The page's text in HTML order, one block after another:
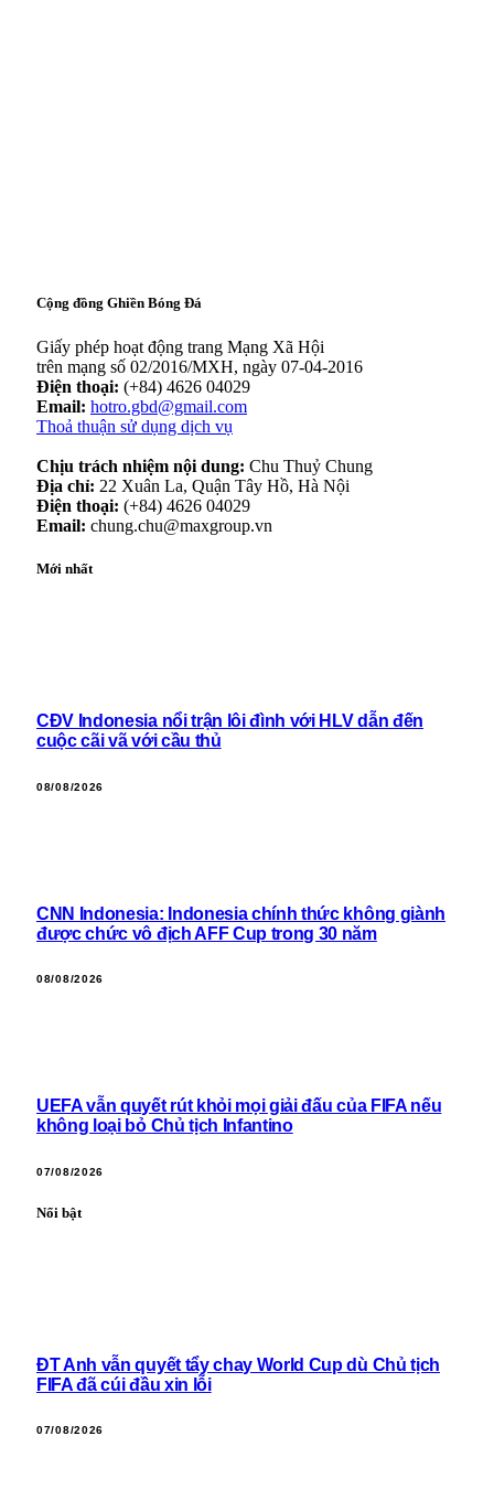
Cộng đồng Ghiền Bóng Đá
Giấy phép hoạt động trang Mạng Xã Hội
trên mạng số 02/2016/MXH, ngày 07-04-2016
Điện thoại: (+84) 4626 04029
Email: hotro.gbd@gmail.com
Thoả thuận sử dụng dịch vụ
Chịu trách nhiệm nội dung: Chu Thuỷ Chung
Địa chỉ: 22 Xuân La, Quận Tây Hồ, Hà Nội
Điện thoại: (+84) 4626 04029
Email: chung.chu@maxgroup.vn
Mới nhất
CĐV Indonesia nổi trận lôi đình với HLV dẫn đến
cuộc cãi vã với cầu thủ
08/08/2026
CNN Indonesia: Indonesia chính thức không giành
được chức vô địch AFF Cup trong 30 năm
08/08/2026
UEFA vẫn quyết rút khỏi mọi giải đấu của FIFA nếu
không loại bỏ Chủ tịch Infantino
07/08/2026
Nổi bật
ĐT Anh vẫn quyết tẩy chay World Cup dù Chủ tịch
FIFA đã cúi đầu xin lỗi
07/08/2026